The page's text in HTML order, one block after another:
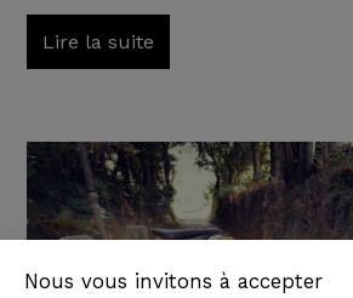
Nous vous invitons à accepter
Lire la suite